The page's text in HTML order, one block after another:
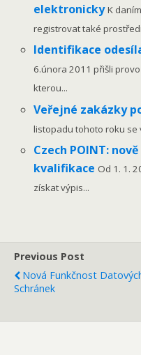
elektronickyK
registrovat také
Identifikace
6.února 2011 přišli
kterou...
Veřejné zakázky
listopadu tohoto roku se
Czech POINT:
kvalifikace Od 1. 1.
získat výpis...
Previous Post
Nová Funkčnost
Schránek